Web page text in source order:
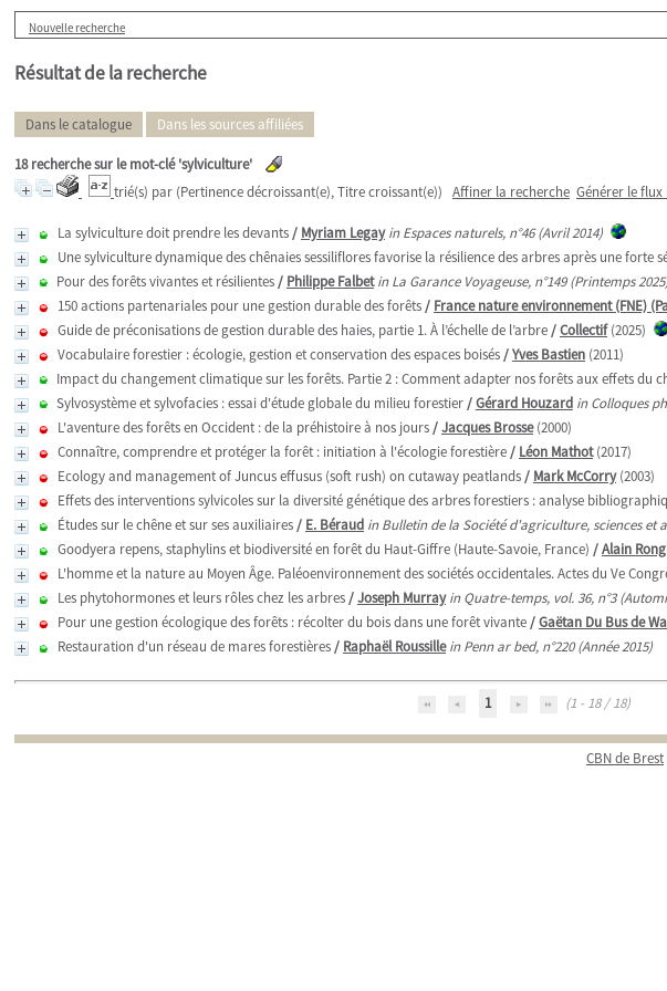
Nouvelle recherche
Résultat de la recherche
Dans le catalogue Dans les sources affiliées
18recherche sur le mot-clé'sylviculture'
trié(s) par (Pertinence décroissant(e), Titre croissant(e)) Affiner la recherche Générer le
La sylviculture doit prendre les devants/ Myriam Legay in Espaces naturels, n°46 (Avril 2014)
Une sylviculture dynamique des chênaies sessiliflores favorise la résilience des arbres après une forte
Pour des forêts vivantes et résilientes/ Philippe Falbet in La Garance Voyageuse, n°149 (Printemps
150 actions partenariales pour une gestion durable des forêts/ France nature environnement (FNE)
Guide de préconisations de gestion durable des haies, partie 1. À l’échelle de l’arbre/Collectif(2025)
Vocabulaire forestier : écologie, gestion et conservation des espaces boisés/Yves Bastien (2011)
Impact du changement climatique sur les forêts. Partie 2 : Comment adapter nos forêts aux effets du
Sylvosystème et sylvofacies : essai d'étude globale du milieu forestier/Gérard Houzard in Colloques
L'aventure des forêts en Occident : de la préhistoire à nos jours/Jacques Brosse(2000)
Connaître, comprendre et protéger la forêt : initiation à l'écologie forestière/ Léon Mathot(2017)
Ecology and management of Juncus effusus (soft rush) on cutaway peatlands/ Mark McCorry(2003)
Effets des interventions sylvicoles sur la diversité génétique des arbres forestiers : analyse
Études sur le chêne et sur ses auxiliaires/ E. Béraud in Bulletin de la Société d'agriculture, sciences et
Goodyera repens, staphylins et biodiversité en forêt du Haut-Giffre (Haute-Savoie, France) /Alain
L'homme et la nature au Moyen Âge. Paléoenvironnement des sociétés occidentales. Actes du Ve
Les phytohormones et leurs rôles chez les arbres/Joseph Murray in Quatre-temps, vol. 36, n°3
Pour une gestion écologique des forêts : récolter du bois dans une forêt vivante/Gaëtan Du Bus de
Restauration d'un réseau de mares forestières/ Raphaël Roussille in Penn ar bed, n°220 (Année 2015)
1 (1 - 18 / 18)
CBN de Brest